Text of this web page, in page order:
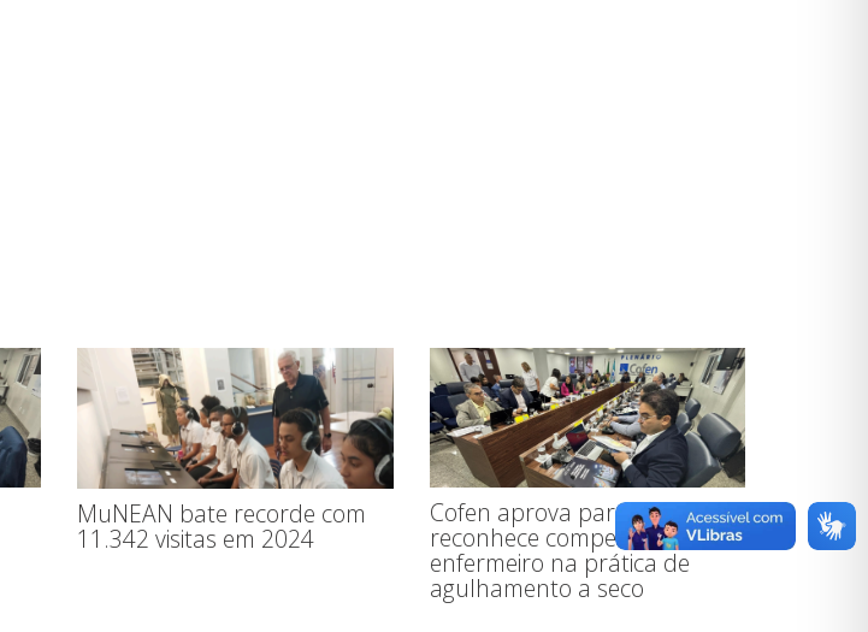
MuNEAN bate recorde com
11.342 visitas em 2024
Cofen aprova parecer que
reconhece competência do
enfermeiro na prática de
agulhamento a seco